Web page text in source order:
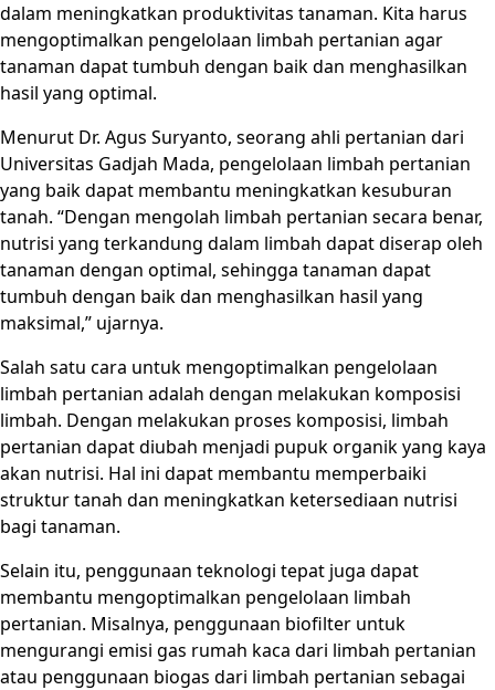
dalam meningkatkan produktivitas tanaman. Kita harus
mengoptimalkan pengelolaan limbah pertanian agar
tanaman dapat tumbuh dengan baik dan menghasilkan
hasil yang optimal.
Menurut Dr. Agus Suryanto, seorang ahli pertanian dari
Universitas Gadjah Mada, pengelolaan limbah pertanian
yang baik dapat membantu meningkatkan kesuburan
tanah. “Dengan mengolah limbah pertanian secara benar,
nutrisi yang terkandung dalam limbah dapat diserap oleh
tanaman dengan optimal, sehingga tanaman dapat
tumbuh dengan baik dan menghasilkan hasil yang
maksimal,” ujarnya.
Salah satu cara untuk mengoptimalkan pengelolaan
limbah pertanian adalah dengan melakukan komposisi
limbah. Dengan melakukan proses komposisi, limbah
pertanian dapat diubah menjadi pupuk organik yang kaya
akan nutrisi. Hal ini dapat membantu memperbaiki
struktur tanah dan meningkatkan ketersediaan nutrisi
bagi tanaman.
Selain itu, penggunaan teknologi tepat juga dapat
membantu mengoptimalkan pengelolaan limbah
pertanian. Misalnya, penggunaan biofilter untuk
mengurangi emisi gas rumah kaca dari limbah pertanian
atau penggunaan biogas dari limbah pertanian sebagai